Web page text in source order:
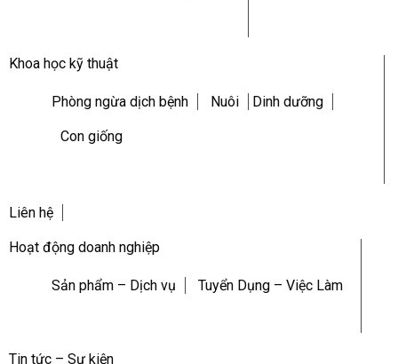
Khoa học kỹ thuật
Phòng ngừa dịch bệnh Nuôi Dinh dưỡng
Con giống
Liên hệ
Hoạt động doanh nghiệp
Sản phẩm – Dịch vụ Tuyển Dụng – Việc Làm
Tin tức – Sự kiện